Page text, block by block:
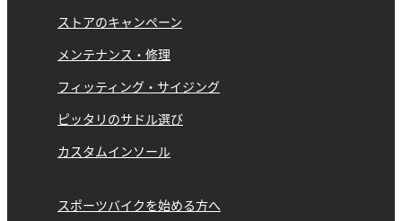
ストアのキャンペーン
メンテナンス・修理
フィッティング・サイジング
ピッタリのサドル選び
カスタムインソール
スポーツバイクを始める方へ